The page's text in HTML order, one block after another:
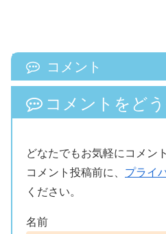
コメント
コメントをど
どなたでもお気軽にコメン
コメント投稿前に、 プライ
ください。
名前